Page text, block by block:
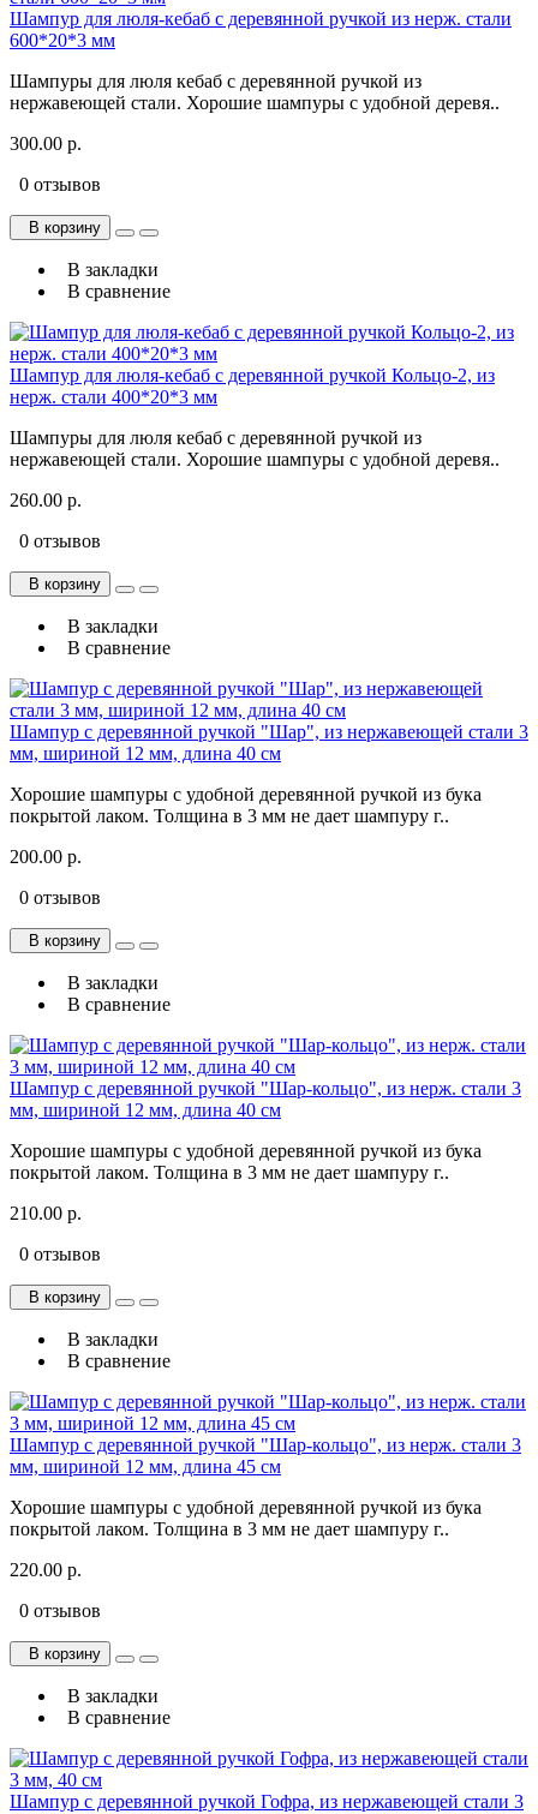
Шампур для люля-кебаб с деревянной ручкой из нерж. стали
600*20*3 мм
Шампуры для люля кебаб с деревянной ручкой из
нержавеющей стали. Хорошие шампуры с удобной деревя..
300.00 р.
0 отзывов
В корзину
В закладки
В сравнение
Шампур для люля-кебаб с деревянной ручкой Кольцо-2, из
нерж. стали 400*20*3 мм
Шампуры для люля кебаб с деревянной ручкой из
нержавеющей стали. Хорошие шампуры с удобной деревя..
260.00 р.
0 отзывов
В корзину
В закладки
В сравнение
Шампур с деревянной ручкой "Шар", из нержавеющей стали 3
мм, шириной 12 мм, длина 40 см
Хорошие шампуры с удобной деревянной ручкой из бука
покрытой лаком. Толщина в 3 мм не дает шампуру г..
200.00 р.
0 отзывов
В корзину
В закладки
В сравнение
Шампур с деревянной ручкой "Шар-кольцо", из нерж. стали 3
мм, шириной 12 мм, длина 40 см
Хорошие шампуры с удобной деревянной ручкой из бука
покрытой лаком. Толщина в 3 мм не дает шампуру г..
210.00 р.
0 отзывов
В корзину
В закладки
В сравнение
Шампур с деревянной ручкой "Шар-кольцо", из нерж. стали 3
мм, шириной 12 мм, длина 45 см
Хорошие шампуры с удобной деревянной ручкой из бука
покрытой лаком. Толщина в 3 мм не дает шампуру г..
220.00 р.
0 отзывов
В корзину
В закладки
В сравнение
Шампур с деревянной ручкой Гофра, из нержавеющей стали 3